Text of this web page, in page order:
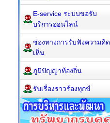
E-service ระบบขอรับ
บริการออนไลน์
ช่องทางการรับฟังความคิด
เห็น
ภูมิปัญญาท้องถิ่น
รับเรื่องราวร้องทุกข์